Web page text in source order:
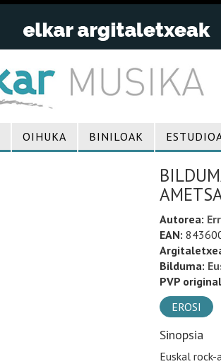
OIHUKA BINILOAK
Autorea:
EAN:
Bilduma:
PVP
EROSI
Sinopsia
Euskal